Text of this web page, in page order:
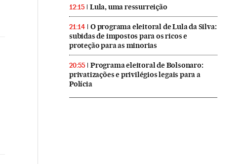
12:15 Lula, uma ressurreição
21:14
O programa eleitoral de Lula da Silva:
subidas de impostos para os ricos e
proteção para as minorias
20:55
Programa eleitoral de Bolsonaro:
privatizações e privilégios legais para a
Polícia